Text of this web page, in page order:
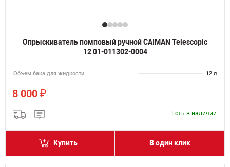
Опрыскиватель помповый ручной CAIMAN Telescopic
12 01-011302-0004
Объем бака для жидкости 12 л
8 000 ₽
Есть в наличии
Купить В один клик